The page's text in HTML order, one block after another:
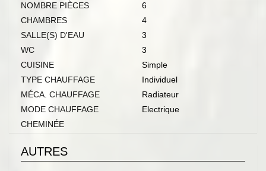
NOMBRE PIÈCES
6
CHAMBRES
4
SALLE(S) D'EAU
3
WC
3
CUISINE
Simple
TYPE CHAUFFAGE
Individuel
MÉCA. CHAUFFAGE
Radiateur
MODE CHAUFFAGE
Electrique
CHEMINÉE
AUTRES